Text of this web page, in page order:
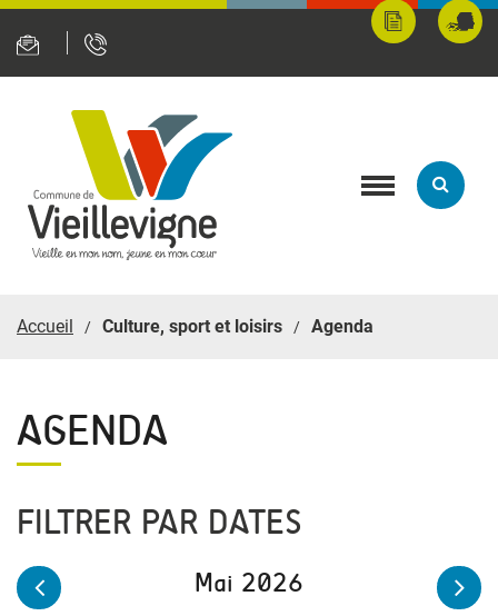
Mes
démarches
Toggle
Accueil Culture, sport et loisirs Agenda
AGENDA
FILTRER PAR DATES
Mai 2026
Panneau de gestion des cookies